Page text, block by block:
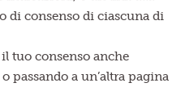
di consenso di ciascuna di
tuo consenso anche
passando a un’altra pagina